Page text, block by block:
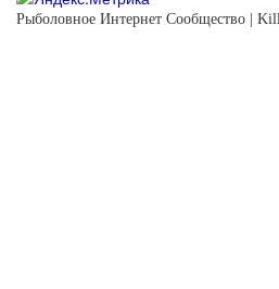
Рыболовное Интернет Сообщество |